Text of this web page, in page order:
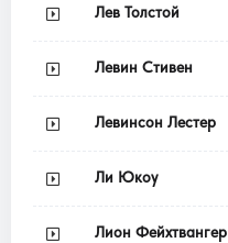
Лев Толстой
Левин Стивен
Левинсон Лестер
Ли Юкоу
Лион Фейхтвангер